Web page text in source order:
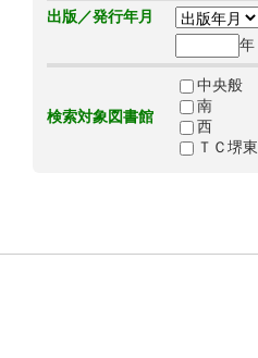
出版／発行年月
年
検索対象図書館
中央般
南
西
ＴＣ堺東